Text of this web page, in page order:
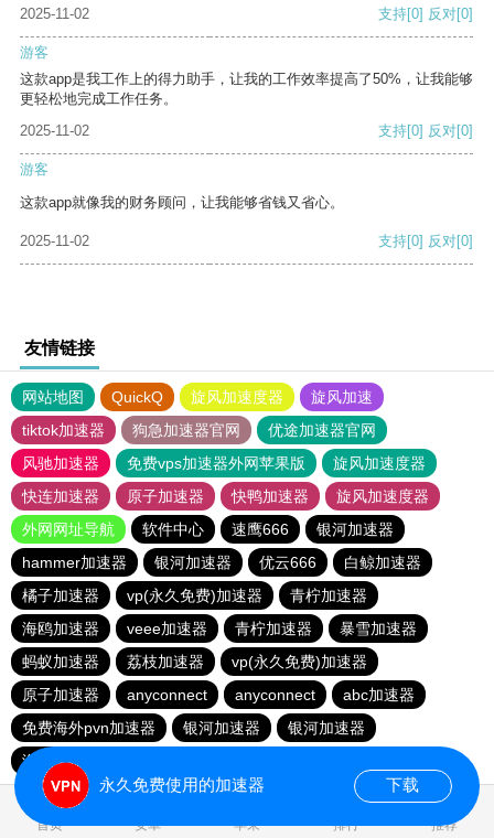
2025-11-02 支持[0] 反对[0]
游客
这款app是我工作上的得力助手，让我的工作效率提高了50%，让我能够
更轻松地完成工作任务。
2025-11-02
支持[0] 反对[0]
游客
这款app就像我的财务顾问，让我能够省钱又省心。
2025-11-02 支持[0] 反对[0]
友情链接
网站地图 QuickQ 旋风加速度器
旋风加速
tiktok加速器
狗急加速器官网
优途加速器官网
风驰加速器
免费vps加速器外网苹果版
旋风加速度器
快连加速器
原子加速器 快鸭加速器
旋风加速度器
外网网址导航
软件中心 速鹰666
银河加速器
hammer加速器
银河加速器 优云666
白鲸加速器
橘子加速器
vp(永久免费)加速器
青柠加速器
海鸥加速器
veee加速器 青柠加速器
暴雪加速器
蚂蚁加速器
荔枝加速器
vp(永久免费)加速器
原子加速器
anyconnect anyconnect
abc加速器
免费海外pvn加速器
银河加速器
银河加速器
海外梯子官网
首页 安卓 苹果 排行 推荐
永久免费使用的加速器 下载
0.108070s